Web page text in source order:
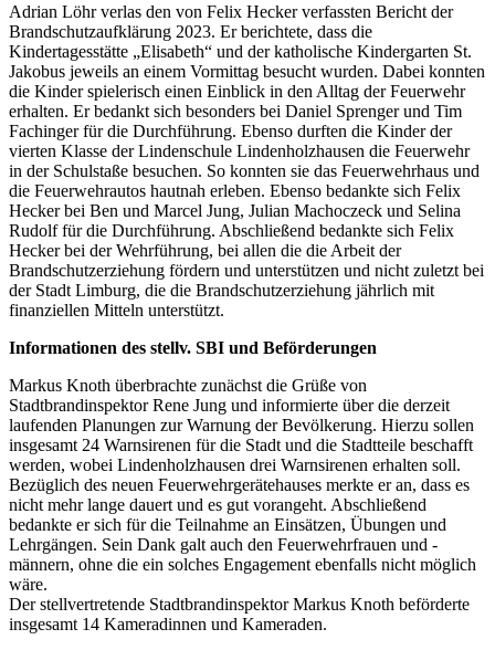
Adrian Löhr verlas den von Felix Hecker verfassten Bericht der
Brandschutzaufklärung 2023. Er berichtete, dass die
Kindertagesstätte „Elisabeth“ und der katholische Kindergarten St.
Jakobus jeweils an einem Vormittag besucht wurden. Dabei konnten
die Kinder spielerisch einen Einblick in den Alltag der Feuerwehr
erhalten. Er bedankt sich besonders bei Daniel Sprenger und Tim
Fachinger für die Durchführung. Ebenso durften die Kinder der
vierten Klasse der Lindenschule Lindenholzhausen die Feuerwehr
in der Schulstaße besuchen. So konnten sie das Feuerwehrhaus und
die Feuerwehrautos hautnah erleben. Ebenso bedankte sich Felix
Hecker bei Ben und Marcel Jung, Julian Machoczeck und Selina
Rudolf für die Durchführung. Abschließend bedankte sich Felix
Hecker bei der Wehrführung, bei allen die die Arbeit der
Brandschutzerziehung fördern und unterstützen und nicht zuletzt bei
der Stadt Limburg, die die Brandschutzerziehung jährlich mit
finanziellen Mitteln unterstützt.
Informationen des stellv. SBI und Beförderungen
Markus Knoth überbrachte zunächst die Grüße von
Stadtbrandinspektor Rene Jung und informierte über die derzeit
laufenden Planungen zur Warnung der Bevölkerung. Hierzu sollen
insgesamt 24 Warnsirenen für die Stadt und die Stadtteile beschafft
werden, wobei Lindenholzhausen drei Warnsirenen erhalten soll.
Bezüglich des neuen Feuerwehrgerätehauses merkte er an, dass es
nicht mehr lange dauert und es gut vorangeht. Abschließend
bedankte er sich für die Teilnahme an Einsätzen, Übungen und
Lehrgängen. Sein Dank galt auch den Feuerwehrfrauen und -
männern, ohne die ein solches Engagement ebenfalls nicht möglich
wäre.
Der stellvertretende Stadtbrandinspektor Markus Knoth beförderte
insgesamt 14 Kameradinnen und Kameraden.